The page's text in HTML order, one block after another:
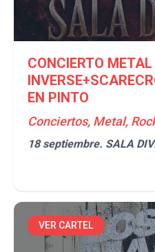
CONCIERTO METAL
EN PINTO
Conciertos, Metal,
18 septiembre. SALA
VER CARTEL